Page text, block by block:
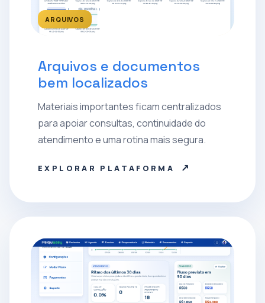
ARQUIVOS
Arquivos e documentos
bem localizados
Materiais importantes ficam centralizados
para apoiar consultas, continuidade do
atendimento e uma rotina mais segura.
EXPLORAR PLATAFORMA ↗